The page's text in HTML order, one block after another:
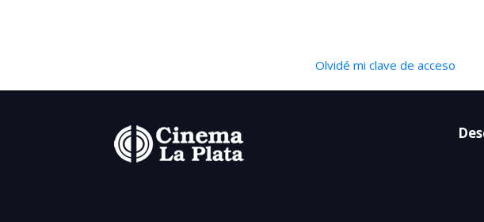
Olvidé mi clave de acceso